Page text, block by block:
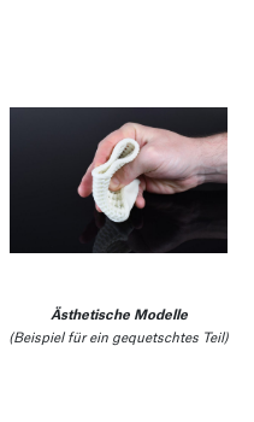
Ästhetische Modelle
(Beispiel für ein gequetschtes Teil)